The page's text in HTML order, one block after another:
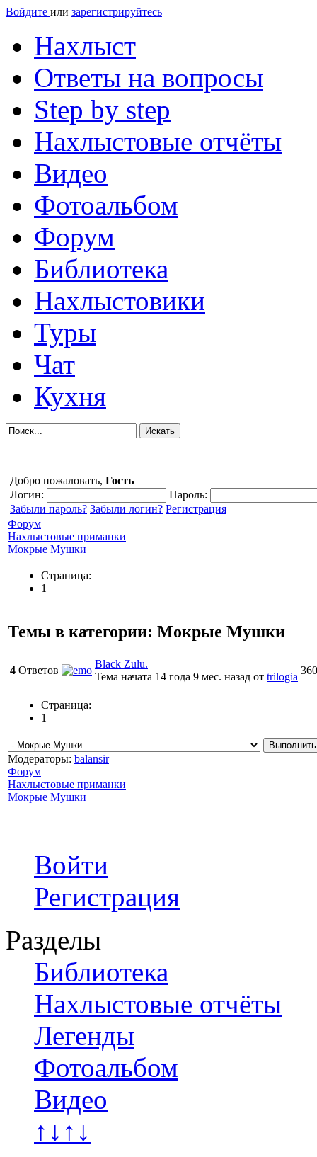
Войдите или зарегистрируйтесь
Нахлыст
Ответы на вопросы
Step by step
Нахлыстовые отчёты
Видео
Фотоальбом
Форум
Библиотека
Нахлыстовики
Туры
Чат
Кухня
Добро пожаловать, Гость
Логин:
Пароль:
Забыли пароль? Забыли логин? Регистрация
Форум
Нахлыстовые приманки
Мокрые Мушки
Страница:
1
Темы в категории: Мокрые Мушки
4 Ответов
Black Zulu.
Тема начата 14 года 9 мес. назад от trilogia
Страница:
1
Модераторы: balansir
Форум
Нахлыстовые приманки
Мокрые Мушки
Войти
Регистрация
Разделы
Библиотека
Нахлыстовые отчёты
Легенды
Фотоальбом
Видео
↑↓↑↓